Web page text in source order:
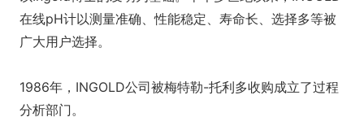
在线pH计以测量准确、性能稳定、寿命长、选择多等被
广大用户选择。
1986年，INGOLD公司被梅特勒-托利多收购成立了过程
分析部门。